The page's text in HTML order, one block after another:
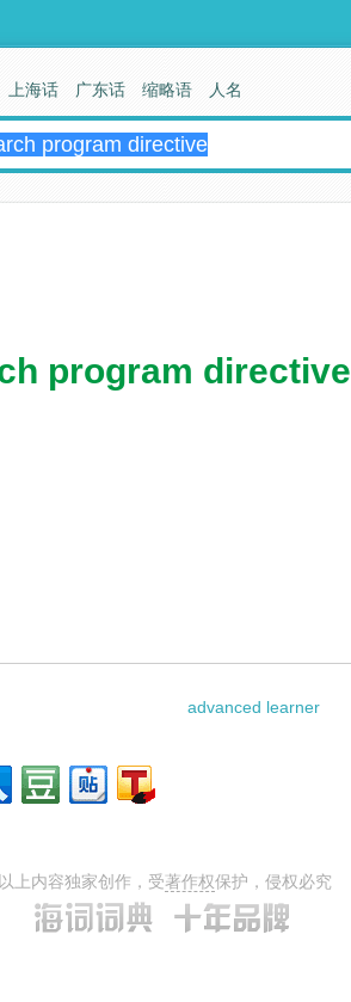
program directive
的相关资料：
advanced learner
以上内容独家创作，受著作权保护，侵权必究
上海话 广东话 缩略语 人名